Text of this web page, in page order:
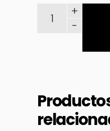
Puños afilados
-
+